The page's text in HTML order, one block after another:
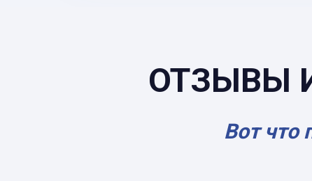
ОТЗЫВЫ
Вот что